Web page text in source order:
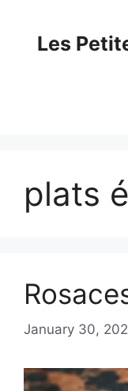
contentLes
plats
January 30,